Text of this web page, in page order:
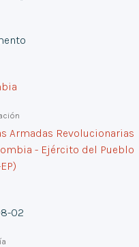
Armadas Revolucionarias
- Ejército del Pueblo
02